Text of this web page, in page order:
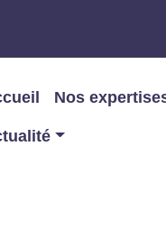
Nos